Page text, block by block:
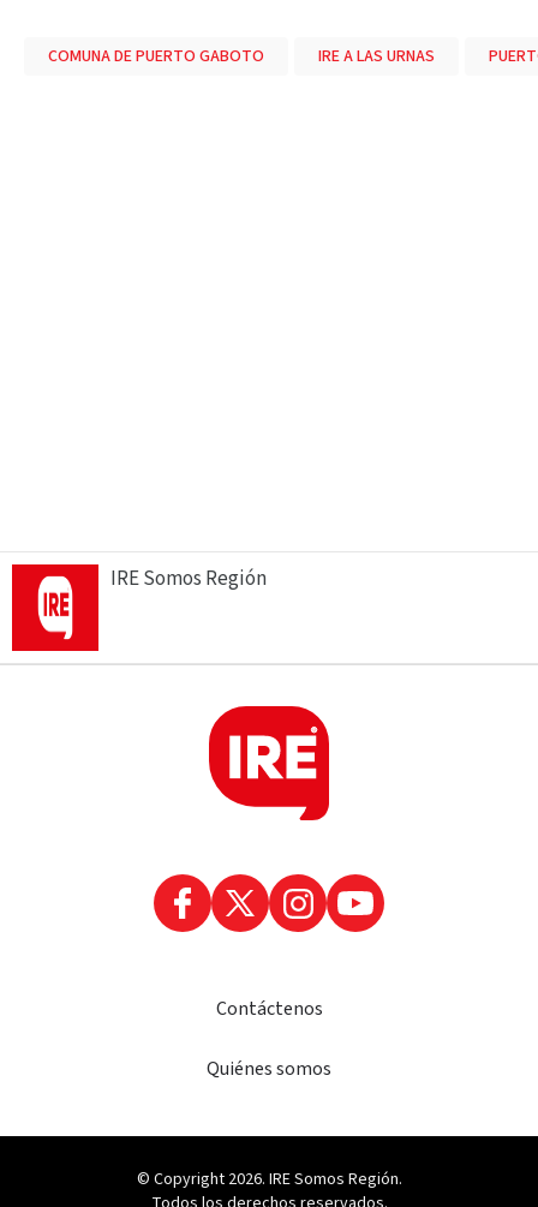
COMUNA DE PUERTO GABOTO IRE A LAS URNAS
IRE Somos Región
Contáctenos
Quiénes somos
© Copyright 2026. IRE Somos Región.